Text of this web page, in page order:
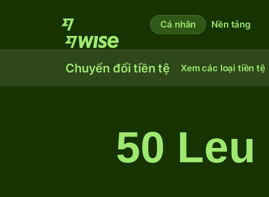
Cá nhân Nền tảng
Chuyển đổi tiền tệ Xem các loại tiền tệ
50